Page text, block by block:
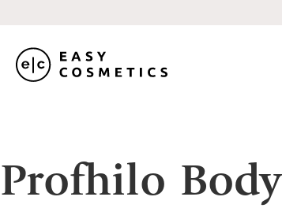
Profhilo Body